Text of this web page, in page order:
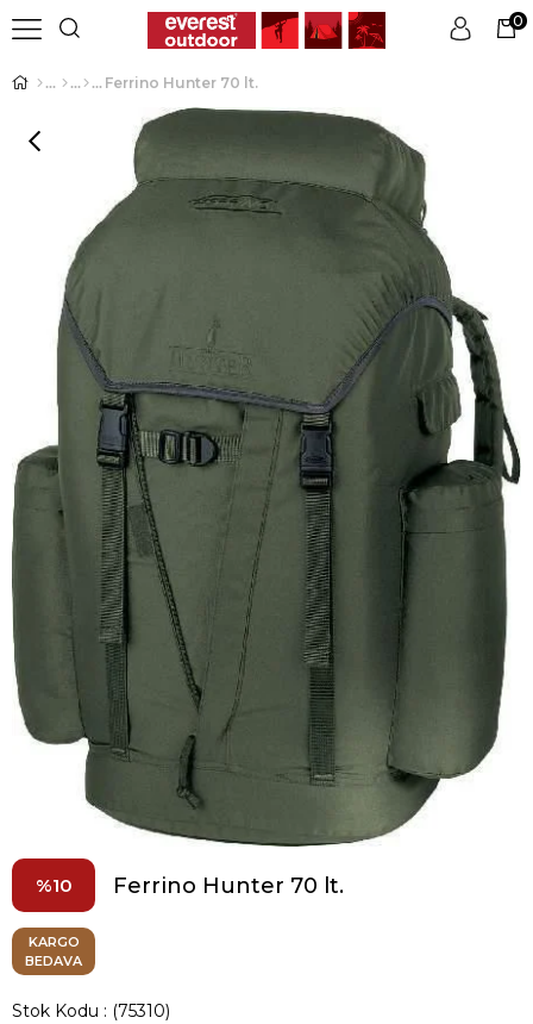
Üye Girişi
0
Ferrino Hunter 70 lt.
10 Ferrino Hunter 70 lt.
KARGO
BEDAVA
Stok Kodu (75310)